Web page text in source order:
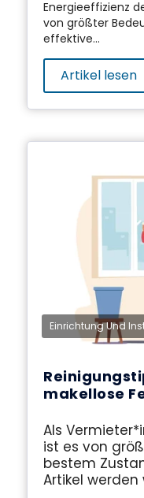
Energieeffizienz
von größter
effektive...
Artikel lesen
Einrichtung Und
makellose
Als
ist es von
bestem
Artikel werden